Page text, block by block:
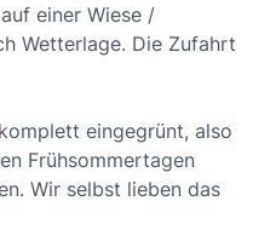
einer Wiese /
Wetterlage. Die Zufahrt
eingegrünt, also
Frühsommertagen
Wir selbst lieben das